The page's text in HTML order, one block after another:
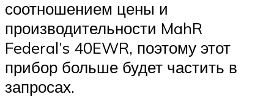
соотношением цены и
производительности MahR
Federal’s 40EWR, поэтому этот
прибор больше будет частить в
запросах.